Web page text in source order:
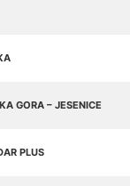
GORA – JESENICE
PLUS